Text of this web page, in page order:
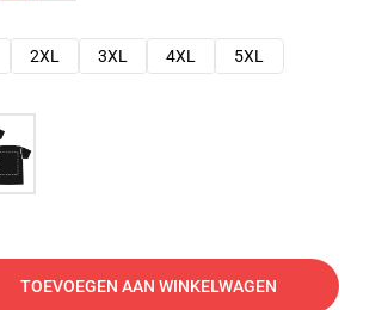
2XL 3XL 4XL
5XL
TOEVOEGEN AAN WINKELWAGEN